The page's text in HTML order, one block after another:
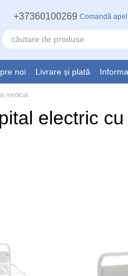
+37360100269 Comandă apel
noi Livrare și plată
medical
electric